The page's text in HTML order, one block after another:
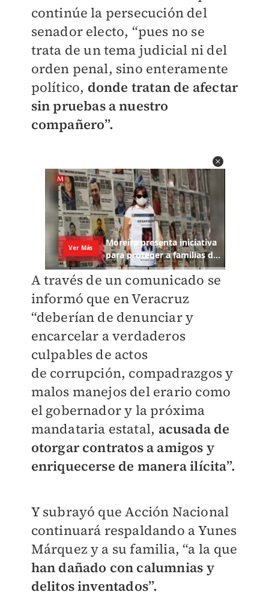
continúe la persecución del
senador electo, “pues no se
trata de un tema judicial ni del
orden penal, sino enteramente
político, donde tratan de afectar
sin pruebas a nuestro
compañero”.
A través de un comunicado se
informó que en Veracruz
“deberían de denunciar y
encarcelar a verdaderos
culpables de actos
de corrupción, compadrazgos y
malos manejos del erario como
el gobernador y la próxima
mandataria estatal, acusada de
otorgar contratos a amigos y
enriquecerse de manera ilícita”.
Y subrayó que Acción Nacional
continuará respaldando a Yunes
Márquez y a su familia, “a la que
han dañado con calumnias y
delitos inventados”.